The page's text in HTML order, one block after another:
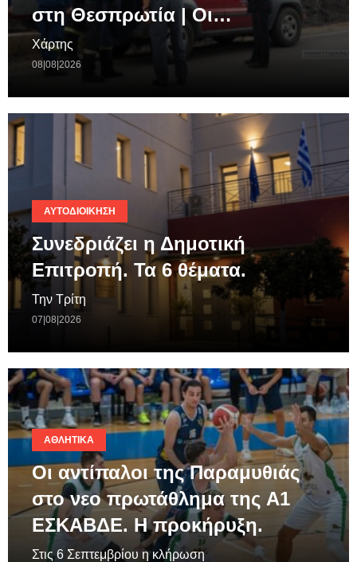
στη Θεσπρωτία | Οι…
Χάρτης
08|08|2026
ΑΥΤΟΔΙΟΊΚΗΣΗ
Συνεδριάζει η Δημοτική
Επιτροπή. Τα 6 θέματα.
Την Τρίτη
07|08|2026
ΑΘΛΗΤΙΚΆ
Οι αντίπαλοι της Παραμυθιάς
στο νεο πρωτάθλημα της A1
ΕΣΚΑΒΔΕ. Η προκήρυξη.
Στις 6 Σεπτεμβρίου η κλήρωση